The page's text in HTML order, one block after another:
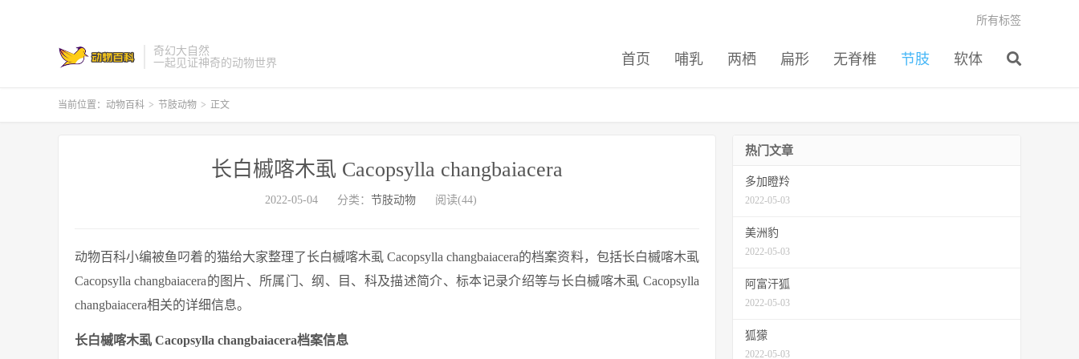
奇幻大自然
一起见证神奇的动物世界
首页 哺乳 两栖 扁形 无脊椎 节肢 软体
所有标签
当前位置： 动物百科 > 节肢动物 > 正文
长白槭喀木虱 Cacopsylla changbaiacera
2022-05-04 分类： 节肢动物 阅读(44)
动物百科小编被鱼叼着的猫给大家整理了长白槭喀木虱 Cacopsylla changbaiacera的档案资料，包括长白槭喀木虱
Cacopsylla changbaiacera的图片、所属门、纲、目、科及描述简介、标本记录介绍等与长白槭喀木虱 Cacopsylla
changbaiacera相关的详细信息。
长白槭喀木虱 Cacopsylla changbaiacera档案信息
热门文章
多加瞪羚
2022-05-03
美洲豹
2022-05-03
阿富汗狐
2022-05-03
狐獴
2022-05-03